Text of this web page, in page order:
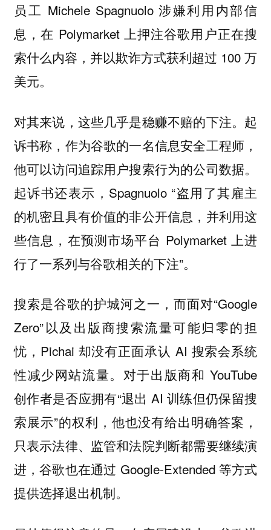
员工 Michele Spagnuolo 涉嫌利用内部信
息，在 Polymarket 上押注谷歌用户正在搜
索什么内容，并以欺诈方式获利超过 100 万
美元。
对其来说，这些几乎是稳赚不赔的下注。起
诉书称，作为谷歌的一名信息安全工程师，
他可以访问追踪用户搜索行为的公司数据。
起诉书还表示，Spagnuolo “盗用了其雇主
的机密且具有价值的非公开信息，并利用这
些信息，在预测市场平台 Polymarket 上进
行了一系列与谷歌相关的下注”。
搜索是谷歌的护城河之一，而面对“Google
Zero”以及出版商搜索流量可能归零的担
忧，Pichai 却没有正面承认 AI 搜索会系统
性减少网站流量。对于出版商和 YouTube
创作者是否应拥有“退出 AI 训练但仍保留搜
索展示”的权利，他也没有给出明确答案，
只表示法律、监管和法院判断都需要继续演
进，谷歌也在通过 Google-Extended 等方式
提供选择退出机制。